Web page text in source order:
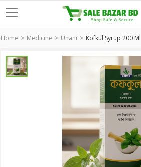
Home Medicine Unani Kofkul Syrup 200 Ml